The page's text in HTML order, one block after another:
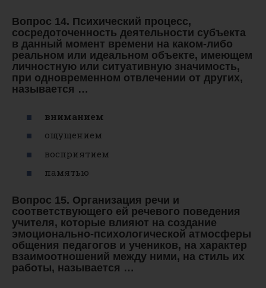
Вопрос 14. Психический процесс,
сосредоточенность деятельности субъекта
в данный момент времени на каком-либо
реальном или идеальном объекте, имеющем
личностную или ситуативную значимость,
при одновременном отвлечении от других,
называется …
вниманием
ощущением
восприятием
памятью
Вопрос 15. Организация речи и
соответствующего ей речевого поведения
учителя, которые влияют на создание
эмоционально-психологической атмосферы
общения педагогов и учеников, на характер
взаимоотношений между ними, на стиль их
работы, называется …